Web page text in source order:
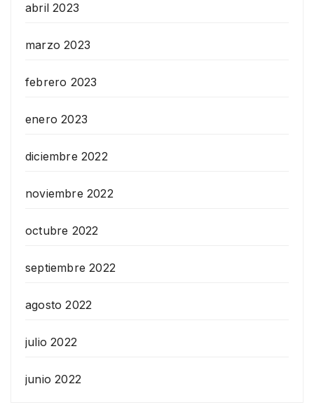
abril 2023
marzo 2023
febrero 2023
enero 2023
diciembre 2022
noviembre 2022
octubre 2022
septiembre 2022
agosto 2022
julio 2022
junio 2022